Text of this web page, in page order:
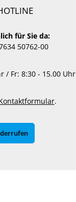
für Sie da:
50762-00
/ Fr: 8:30 - 15.00 Uhr
.